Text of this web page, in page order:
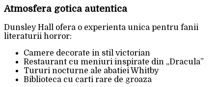
Atmosfera gotica autentica
Dunsley Hall ofera o experienta unica pentru fanii
literaturii horror:
Camere decorate in stil victorian
Restaurant cu meniuri inspirate din „Dracula”
Tururi nocturne ale abatiei Whitby
Biblioteca cu carti rare de groaza